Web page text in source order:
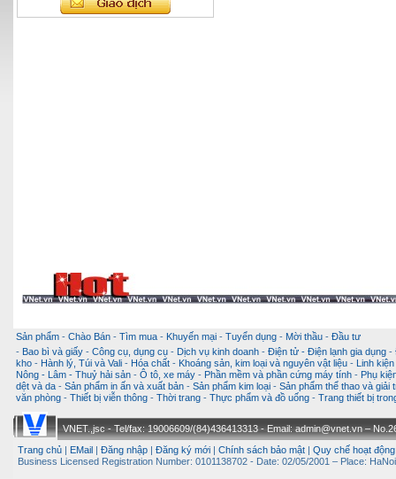
Sản phẩm - Chào Bán - Tìm mua - Khuyến mại - Tuyển dụng - Mời thầu - Đầu tư
- Bao bì và giấy - Công cụ, dụng cụ - Dịch vụ kinh doanh - Điện tử - Điện lạnh gia dụng -
kho - Hành lý, Túi và Vali - Hóa chất - Khoáng sản, kim loại và nguyên vật liệu -
Linh
Nông - Lâm - Thuỷ hải sản - Ô tô, xe máy - Phần mềm và phần cứng máy tính - Phụ
dệt và da - Sản phẩm in ấn và xuất bản - Sản phẩm kim loại - Sản phẩm thể thao và giải
văn phòng - Thiết bị viễn thông - Thời trang - Thực phẩm và đồ uống - Trang thiết bị
VNET.,jsc - Tel/fax: 19006609/(84)436413313 - Email: admin@vnet.vn –
Trang chủ
EMail Đăng nhập Đăng ký mới Chính sách bảo mật Quy chế hoạt động
Business Licensed Registration Number: 0101138702 - Date: 02/05/2001 – Place: